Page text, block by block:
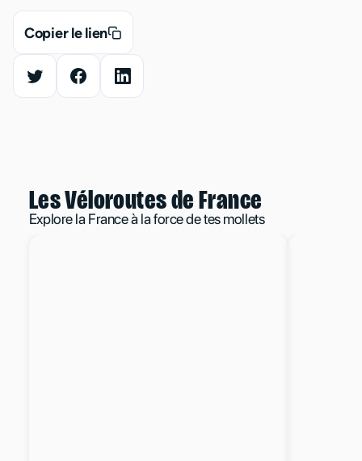
Copier le lien
Les Véloroutes de France
Explore la France à la force de tes mollets